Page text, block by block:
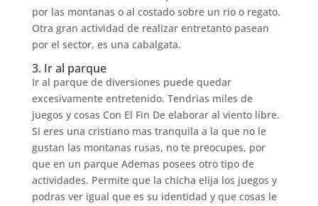
por las montanas o al costado sobre un rio o regato.
Otra gran actividad de realizar entretanto pasean
por el sector, es una cabalgata.
3. Ir al parque
Ir al parque de diversiones puede quedar
excesivamente entretenido. Tendri­as miles de
juegos y cosas Con El Fin De elaborar al viento libre.
Si eres una cristiano mas tranquila a la que no le
gustan las montanas rusas, no te preocupes, por
que en un parque Ademas posees otro tipo de
actividades. Permite que la chicha elija los juegos y
podras ver igual que es su identidad y que cosas le